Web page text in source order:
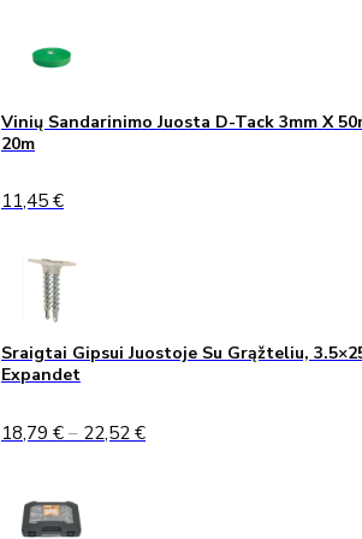
Vinių Sandarinimo Juosta D-Tack 3mm X
20m
11,45 €
Sraigtai Gipsui Juostoje Su Grąžteliu,
Expandet
18,79 € – 22,52 €Price